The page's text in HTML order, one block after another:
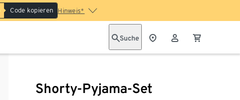
Code kopieren Hinweis*
Suche
Shorty-Pyjama-Set